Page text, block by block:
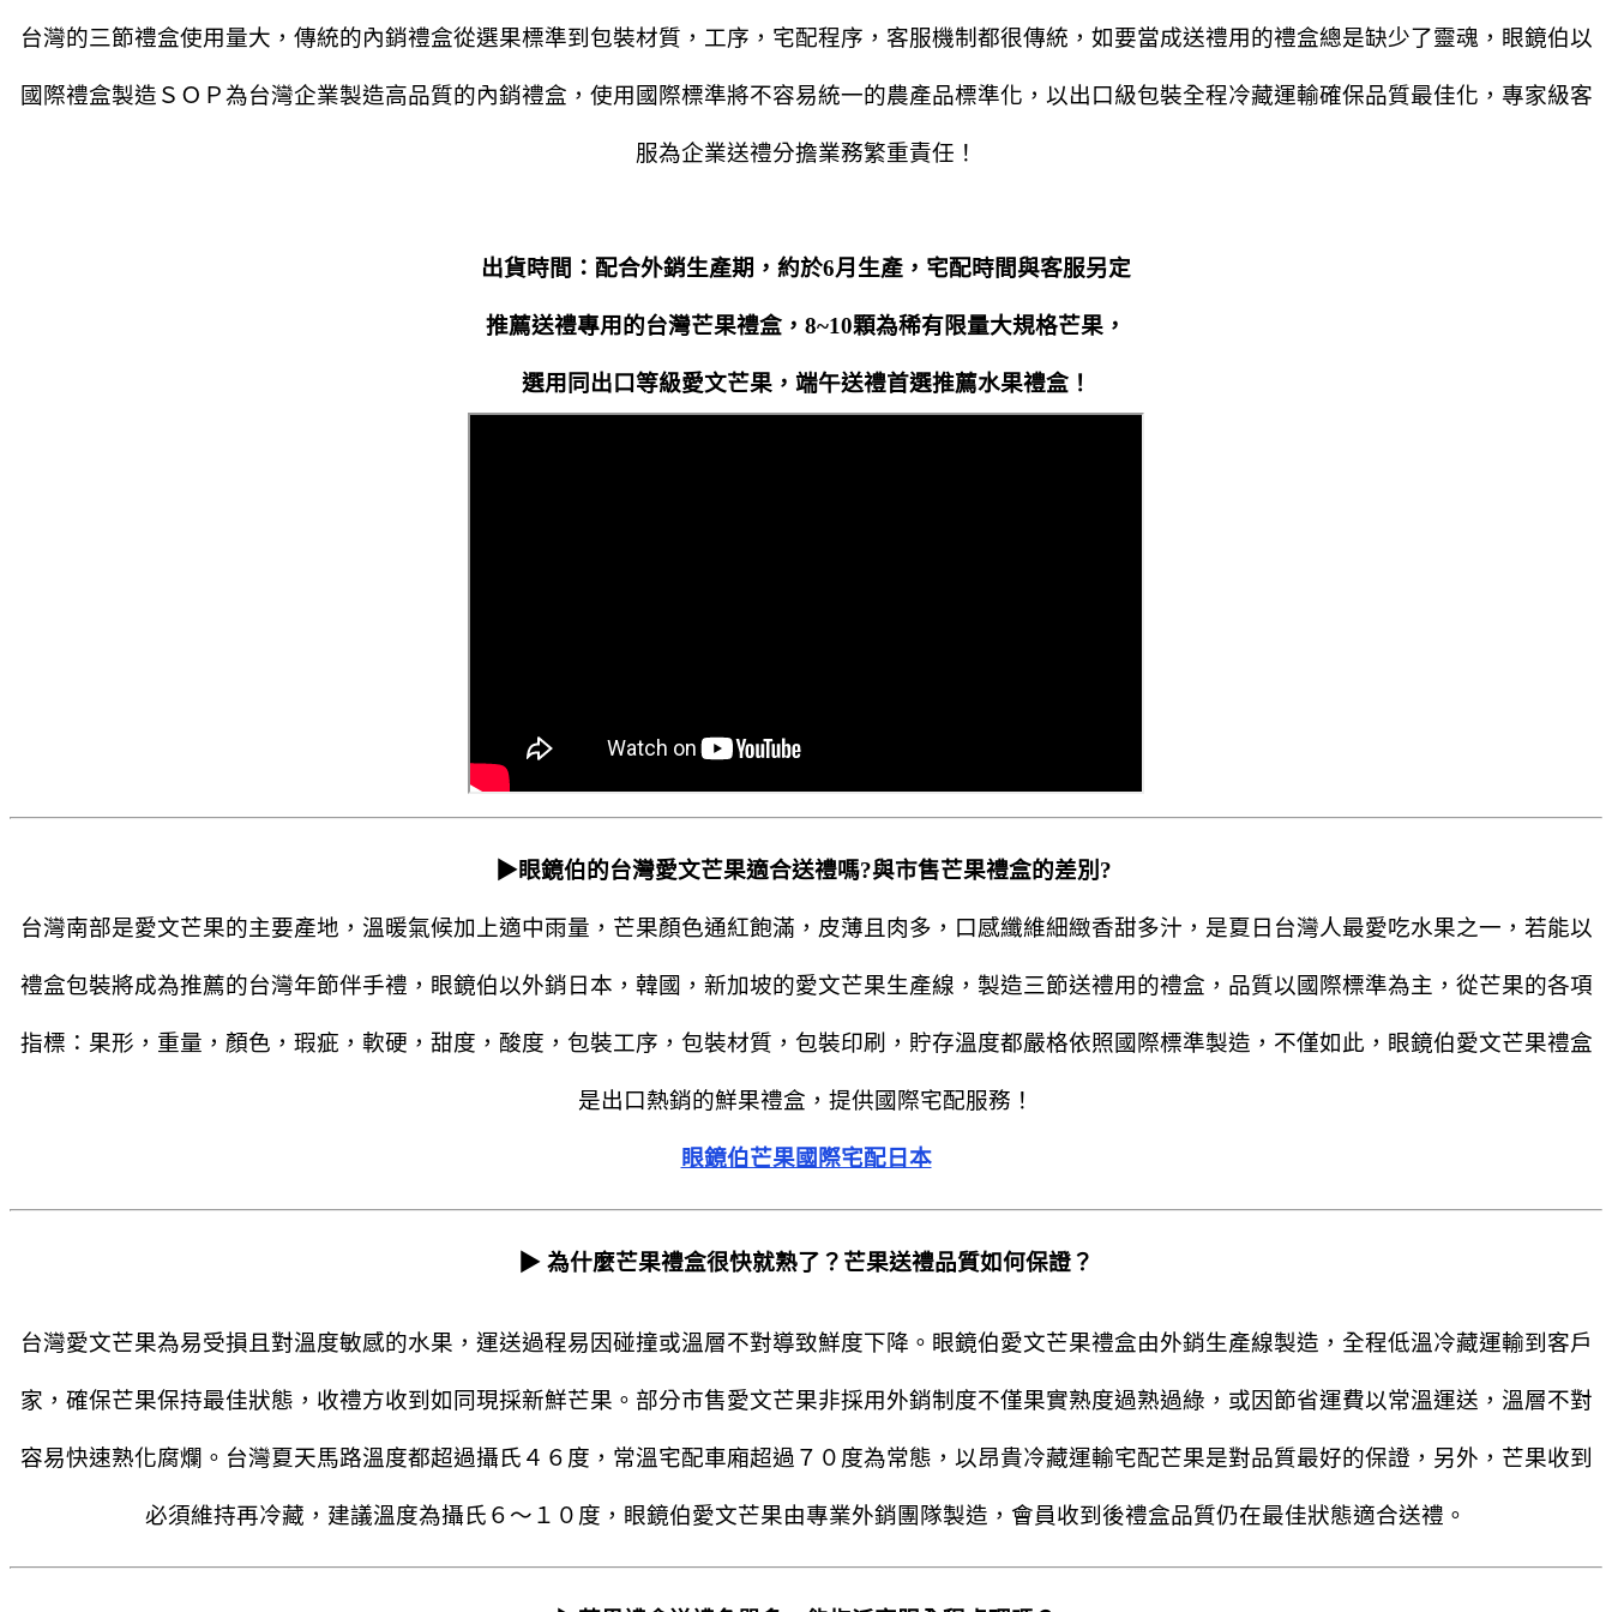
台灣的三節禮盒使用量大，傳統的內銷禮盒從選果標準到包裝材質，工序，宅配程序，客服機制都很傳統，如要當成送禮用的禮盒總是缺少了靈魂，眼鏡伯以
國際禮盒製造ＳＯＰ為台灣企業製造高品質的內銷禮盒，使用國際標準將不容易統一的農產品標準化，以出口級包裝全程冷藏運輸確保品質最佳化，專家級客
服為企業送禮分擔業務繁重責任！
出貨時間：配合外銷生產期，約於6月生產，宅配時間與客服另定
推薦送禮專用的台灣芒果禮盒，8~10顆為稀有限量大規格芒果，
選用同出口等級愛文芒果，端午送禮首選推薦水果禮盒！
▶眼鏡伯的台灣愛文芒果適合送禮嗎?與市售芒果禮盒的差別?
台灣南部是愛文芒果的主要產地，溫暖氣候加上適中雨量，芒果顏色通紅飽滿，皮薄且肉多，口感纖維細緻香甜多汁，是夏日台灣人最愛吃水果之一，若能以
禮盒包裝將成為推薦的台灣年節伴手禮，眼鏡伯以外銷日本，韓國，新加坡的愛文芒果生產線，製造三節送禮用的禮盒，品質以國際標準為主，從芒果的各項
指標：果形，重量，顏色，瑕疵，軟硬，甜度，酸度，包裝工序，包裝材質，包裝印刷，貯存溫度都嚴格依照國際標準製造，不僅如此，眼鏡伯愛文芒果禮盒
是出口熱銷的鮮果禮盒，提供國際宅配服務！
眼鏡伯芒果國際宅配日本
▶ 為什麼芒果禮盒很快就熟了？芒果送禮品質如何保證？
台灣愛文芒果為易受損且對溫度敏感的水果，運送過程易因碰撞或溫層不對導致鮮度下降。眼鏡伯愛文芒果禮盒由外銷生產線製造，全程低溫冷藏運輸到客戶
家，確保芒果保持最佳狀態，收禮方收到如同現採新鮮芒果。部分市售愛文芒果非採用外銷制度不僅果實熟度過熟過綠，或因節省運費以常溫運送，溫層不對
容易快速熟化腐爛。台灣夏天馬路溫度都超過攝氏４６度，常溫宅配車廂超過７０度為常態，以昂貴冷藏運輸宅配芒果是對品質最好的保證，另外，芒果收到
必須維持再冷藏，建議溫度為攝氏６～１０度，眼鏡伯愛文芒果由專業外銷團隊製造，會員收到後禮盒品質仍在最佳狀態適合送禮。